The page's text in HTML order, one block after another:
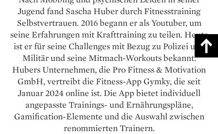
Jugend fand Sascha Huber durch Fitness­training
Selbstvertrauen. 2016 begann er als Youtuber, um
seine Erfahrungen mit Krafttraining zu teilen. Heute
ist er für seine Challenges mit Bezug zu Polizei und
Militär und seine Mitmach-Workouts bekannt.
Hubers Unternehmen, die Pro Fitness & Motivation
GmbH, vertreibt die Fitness-App Gymky, die seit
Januar 2024 online ist. Die App bietet individuell
angepasste Trainings- und Ernährungspläne,
Gamification-Elemente und die Auswahl zwischen
renommierten Trainern.